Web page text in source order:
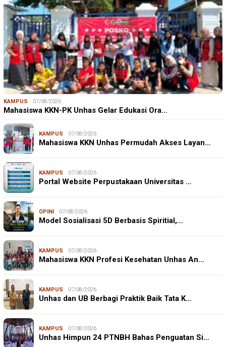
KAMPUS 07/08/2026
Mahasiswa KKN-PK Unhas Gelar Edukasi Ora…
KAMPUS 07/08/2026
Mahasiswa KKN Unhas Permudah Akses Layan…
KAMPUS 07/08/2026
Portal Website Perpustakaan Universitas …
OPINI 07/08/2026
Model Sosialisasi 5D Berbasis Spiritial,…
KAMPUS 07/08/2026
Mahasiswa KKN Profesi Kesehatan Unhas An…
KAMPUS 07/08/2026
Unhas dan UB Berbagi Praktik Baik Tata K…
KAMPUS 07/08/2026
Unhas Himpun 24 PTNBH Bahas Penguatan Si…